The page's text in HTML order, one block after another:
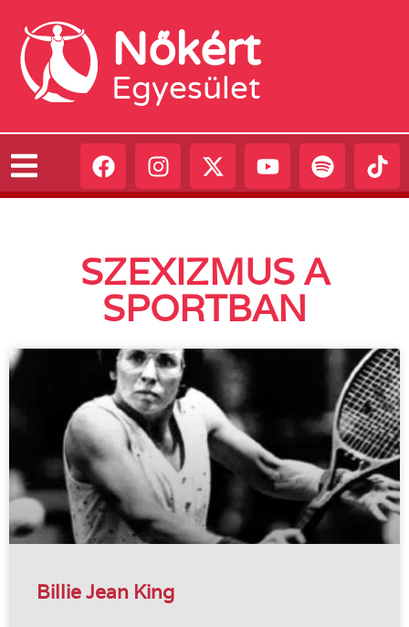
Nőkért
Egyesület
SZEXIZMUS A
SPORTBAN
Billie Jean King